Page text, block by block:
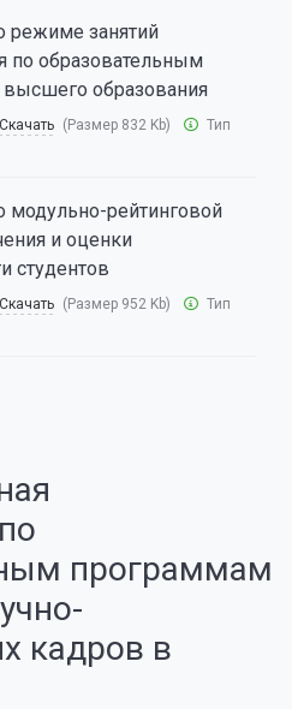
режиме занятий
по образовательным
образования
Скачать (Размер 832 Kb)
Тип
модульно-рейтинговой
и оценки
студентов
Скачать (Размер 952 Kb)
Тип
программам
кадров в